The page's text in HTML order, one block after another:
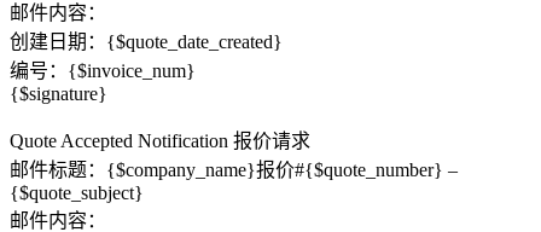
邮件内容：
创建日期：{$quote_date_created}
编号：{$invoice_num}
{$signature}
Quote Accepted Notification 报价请求
邮件标题：{​​$company_name}报价#{$quote_number} –
{$quote_subject}
邮件内容：